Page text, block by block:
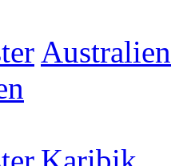
Australien